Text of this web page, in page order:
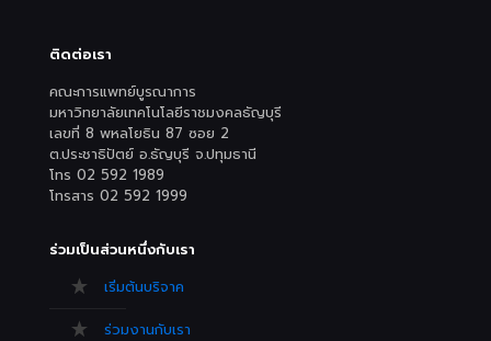
ติดต่อเรา
คณะการแพทย์บูรณาการ
มหาวิทยาลัยเทคโนโลยีราชมงคลธัญบุรี
เลขที่ 8 พหลโยธิน 87 ซอย 2
ต.ประชาธิปัตย์ อ.ธัญบุรี จ.ปทุมธานี
โทร 02 592 1989
โทรสาร 02 592 1999
ร่วมเป็นส่วนหนึ่งกับเรา
เริ่มต้นบริจาค
ร่วมงานกับเรา